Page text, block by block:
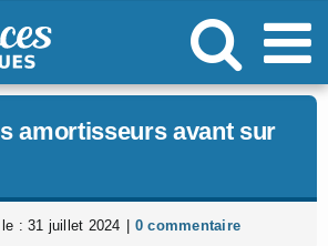
amortisseurs avant sur
: 31 juillet 2024 0 commentaire